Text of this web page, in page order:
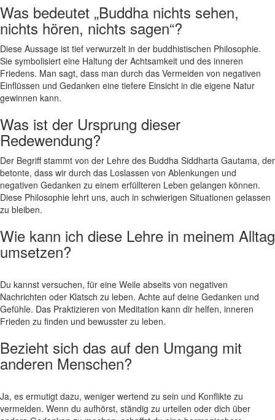
Was‍ bedeutet „Buddha nichts sehen,
nichts hören, nichts sagen“?
Diese⁤ Aussage ist tief verwurzelt in der buddhistischen Philosophie.
Sie symbolisiert eine Haltung der Achtsamkeit und des inneren
Friedens.​ Man sagt, dass⁢ man durch‍ das Vermeiden von negativen
Einflüssen und⁣ Gedanken ⁤eine tiefere Einsicht in die eigene ​Natur
gewinnen‌ kann.
Was ist der Ursprung ‍dieser⁤
Redewendung?
Der Begriff stammt von der Lehre des Buddha ‍Siddharta Gautama, der⁣
betonte, dass wir durch ‍das Loslassen von Ablenkungen und
negativen Gedanken zu einem erfüllteren Leben gelangen können.‍
Diese‌ Philosophie​ lehrt uns, auch in schwierigen Situationen gelassen
zu bleiben.
Wie kann ich diese Lehre in meinem Alltag
umsetzen?
Du kannst versuchen, für eine Weile abseits von⁤ negativen
Nachrichten oder Klatsch zu⁢ leben. Achte auf deine Gedanken ⁢und
Gefühle. Das Praktizieren von Meditation kann dir helfen, inneren
Frieden zu finden und bewusster​ zu⁢ leben.
Bezieht sich das⁣ auf den Umgang⁣ mit
anderen Menschen?
Ja, es ermutigt dazu,​ weniger wertend zu sein und Konflikte zu
vermeiden. Wenn du aufhörst, ständig zu urteilen oder dich⁤ über